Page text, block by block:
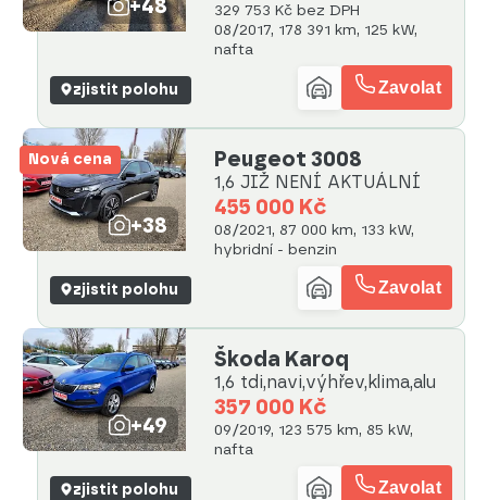
+48
329 753 Kč bez DPH
08/2017, 178 391 km, 125 kW,
nafta
zjistit polohu Zavolat
Nová cena
+38
Peugeot 3008
1,6 JIŽ NENÍ AKTUÁLNÍ
455 000 Kč
08/2021, 87 000 km, 133 kW,
hybridní - benzin
zjistit polohu Zavolat
+49
Škoda Karoq
1,6 tdi,navi,výhřev,klima,alu
357 000 Kč
09/2019, 123 575 km, 85 kW,
nafta
zjistit polohu Zavolat